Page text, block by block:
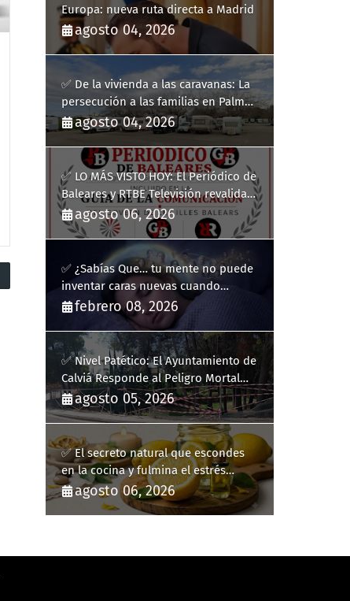
Europa: nueva ruta directa a Madrid
agosto 04, 2026
✅ De la vivienda a las caravanas: La
persecución a las familias en Palma
y la complicidad de un fracaso
heredado
agosto 04, 2026
✅ LO MÁS VISTO HOY: El Periódico de
Baleares y RTBE Televisión revalidan
más de cinco años en la Guía de la
Comunicación del Govern de les Illes
agosto 06, 2026
✅ ¿Sabías Que… tu mente no puede
inventar caras nuevas cuando
sueñas?
febrero 08, 2026
✅ Nivel Patético: El Ayuntamiento de
Calviá Responde al Peligro Mortal
con "Plastiquitos"
agosto 05, 2026
✅ El secreto natural que escondes
en la cocina y fulmina el estrés
diario
agosto 06, 2026